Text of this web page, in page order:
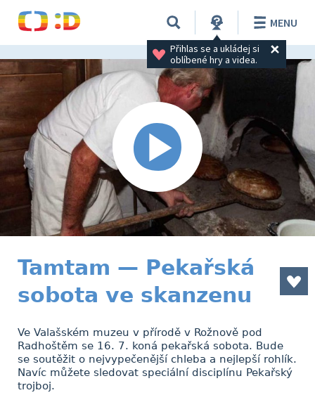
Přihlas se a ukládej si
oblíbené hry a videa.
MENU
Tamtam — Pekařská
sobota ve skanzenu
Ve Valašském muzeu v přírodě v Rožnově pod
Radhoštěm se 16. 7. koná pekařská sobota. Bude
se soutěžit o nejvypečenější chleba a nejlepší rohlík.
Navíc můžete sledovat speciální disciplínu Pekařský
trojboj.